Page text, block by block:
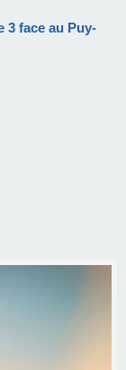
3 face au Puy-